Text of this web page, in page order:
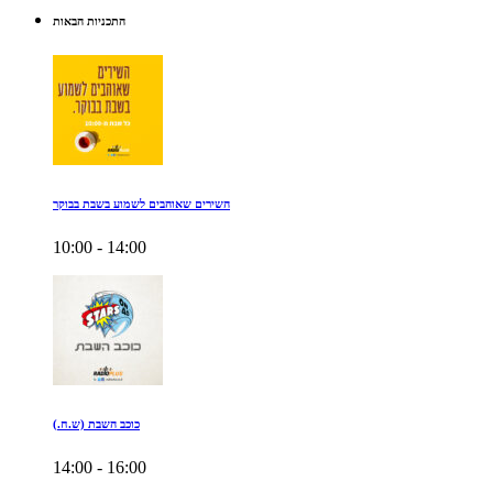
התכניות הבאות
השירים שאוהבים לשמוע בשבת בבוקר
10:00 - 14:00
כוכב השבת (ש.ח.)
14:00 - 16:00